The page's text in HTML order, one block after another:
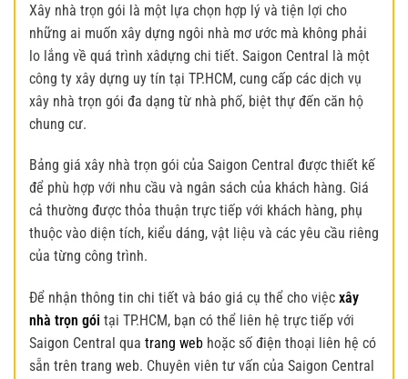
Xây nhà trọn gói là một lựa chọn hợp lý và tiện lợi cho
những ai muốn xây dựng ngôi nhà mơ ước mà không phải
lo lắng về quá trình xâdựng chi tiết. Saigon Central là một
công ty xây dựng uy tín tại TP.HCM, cung cấp các dịch vụ
xây nhà trọn gói đa dạng từ nhà phố, biệt thự đến căn hộ
chung cư.
Bảng giá xây nhà trọn gói của Saigon Central được thiết kế
để phù hợp với nhu cầu và ngân sách của khách hàng. Giá
cả thường được thỏa thuận trực tiếp với khách hàng, phụ
thuộc vào diện tích, kiểu dáng, vật liệu và các yêu cầu riêng
của từng công trình.
Để nhận thông tin chi tiết và báo giá cụ thể cho việc xây
nhà trọn gói tại TP.HCM, bạn có thể liên hệ trực tiếp với
Saigon Central qua trang web hoặc số điện thoại liên hệ có
sẵn trên trang web. Chuyên viên tư vấn của Saigon Central